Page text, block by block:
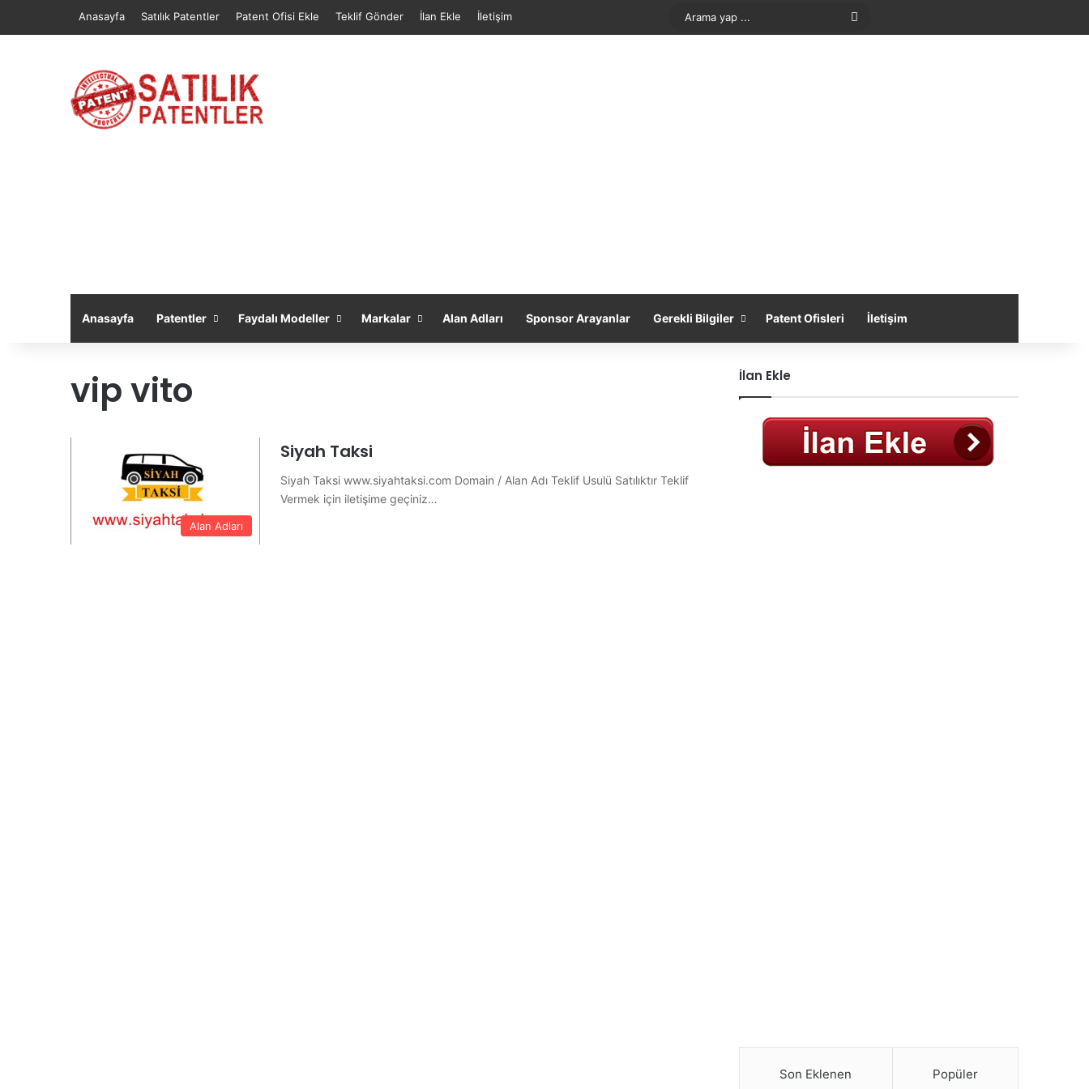
Anasayfa Satılık Patentler Patent Ofisi Ekle Teklif Gönder İlan Ekle İletişim
Anasayfa Patentler Faydalı Modeller Markalar Alan Adları Sponsor Arayanlar Gerekli Bilgiler Patent Ofisleri İletişim
vip vito
Alan Adları
Siyah Taksi
Siyah Taksi www.siyahtaksi.com Domain / Alan Adı Teklif Usulü Satılıktır Teklif
Vermek için iletişime geçiniz…
İlan Ekle
Son Eklenen Popüler